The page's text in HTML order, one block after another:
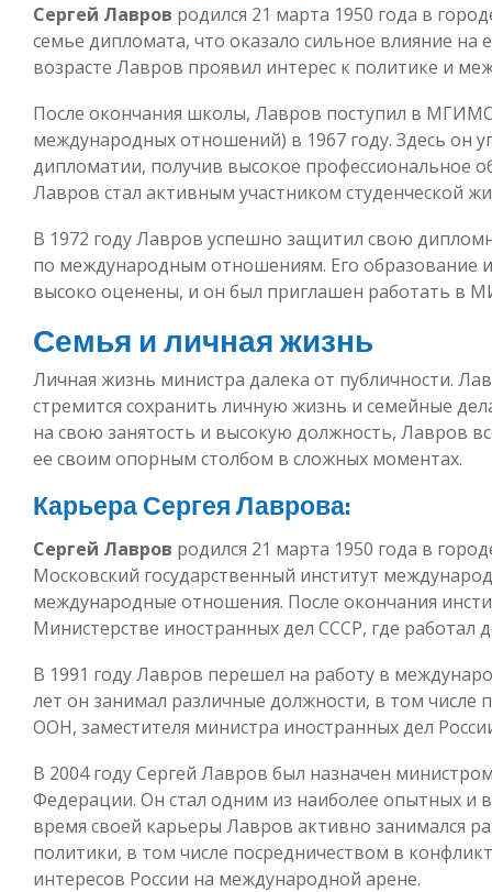
Сергей Лавров родился 21 марта 1950 года в
семье дипломата, что оказало сильное влияние
возрасте Лавров проявил интерес к политике и
После окончания школы, Лавров поступил в
международных отношений) в 1967 году. Здесь он
дипломатии, получив высокое профессиональное
Лавров стал активным участником студенческой
В 1972 году Лавров успешно защитил свою
по международным отношениям. Его образование
высоко оценены, и он был приглашен работать в
Семья и личная жизнь
Личная жизнь министра далека от публичности.
стремится сохранить личную жизнь и семейные
на свою занятость и высокую должность, Лавров
ее своим опорным столбом в сложных моментах.
Карьера Сергея Лаврова:
Сергей Лавров родился 21 марта 1950 года в
Московский государственный институт
международные отношения. После окончания
Министерстве иностранных дел СССР, где работал
В 1991 году Лавров перешел на работу в
лет он занимал различные должности, в том числе
ООН, заместителя министра иностранных дел
В 2004 году Сергей Лавров был назначен
Федерации. Он стал одним из наиболее опытных и
время своей карьеры Лавров активно занимался
политики, в том числе посредничеством в
интересов России на международной арене.